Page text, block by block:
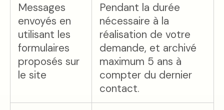
Messages
envoyés en
utilisant les
formulaires
proposés sur
le site
Pendant la durée
nécessaire à la
réalisation de votre
demande, et archivé
maximum 5 ans à
compter du dernier
contact.